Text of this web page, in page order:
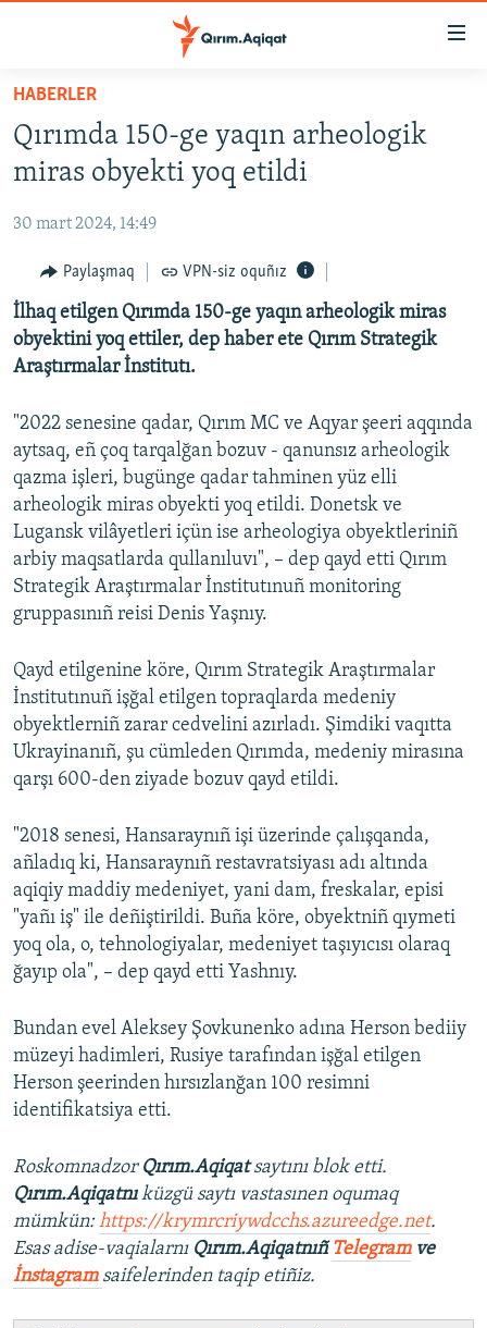
Esas
qaytmaq
Baş
qaytmaq
qaytmaq
HABERLER
SİYASET
İQTİSADİYAT
CEMİYET
MEDENİYET
İNSAN AQLARI
VİDEO
BLOGLAR
FİKİR
Русский
Українською
QOŞULIÑIZ!
RFE/RS bütün saytları
HABERLER
Qırımda 150-ge yaqın arheologik
miras obyekti yoq etildi
30 mart 2024, 14:49
Paylaşmaq VPN-siz oquñız
İlhaq etilgen Qırımda 150-ge yaqın arheologik miras
obyektini yoq ettiler, dep haber ete Qırım Strategik
Araştırmalar İnstitutı.
"2022 senesine qadar, Qırım MC ve Aqyar şeeri aqqında
aytsaq, eñ çoq tarqalğan bozuv - qanunsız arheologik
qazma işleri, bugünge qadar tahminen yüz elli
arheologik miras obyekti yoq etildi. Donetsk ve
Lugansk vilâyetleri içün ise arheologiya obyektleriniñ
arbiy maqsatlarda qullanıluvı", – dep qayd etti Qırım
Strategik Araştırmalar İnstitutınuñ monitoring
gruppasınıñ reisi Denis Yaşnıy.
Qayd etilgenine köre, Qırım Strategik Araştırmalar
İnstitutınuñ işğal etilgen topraqlarda medeniy
obyektlerniñ zarar cedvelini azırladı. Şimdiki vaqıtta
Ukrayinanıñ, şu cümleden Qırımda, medeniy mirasına
qarşı 600-den ziyade bozuv qayd etildi.
"2018 senesi, Hansaraynıñ işi üzerinde çalışqanda,
añladıq ki, Hansaraynıñ restavratsiyası adı altında
aqiqiy maddiy medeniyet, yani dam, freskalar, episi
"yañı iş" ile deñiştirildi. Buña köre, obyektniñ qıymeti
yoq ola, o, tehnologiyalar, medeniyet taşıyıcısı olaraq
ğayıp ola", – dep qayd etti Yashnıy.
Bundan evel Aleksey Şovkunenko adına Herson bediiy
müzeyi hadimleri, Rusiye tarafından işğal etilgen
Herson şeerinden hırsızlanğan 100 resimni
identifikatsiya etti.
Roskomnadzor Qırım.Aqiqatsaytını blok etti.
Qırım.Aqiqatnıküzgü saytı vastasınen oqumaq
mümkün:https://krymrcriywdcchs.azureedge.net.
Esas adise-vaqialarnı Qırım.AqiqatnıñTelegramve
İnstagram saifelerinden taqip etiñiz.